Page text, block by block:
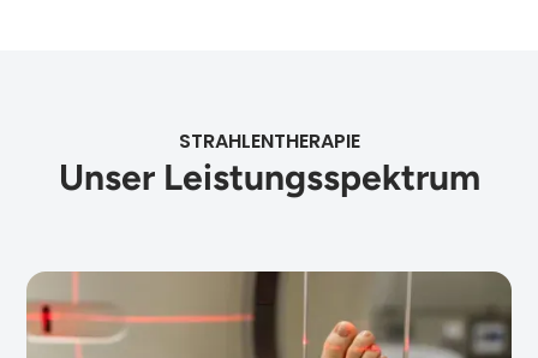
STRAHLENTHERAPIE
Unser Leistungsspektrum